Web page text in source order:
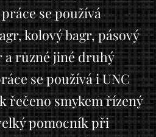
se používá
kolový bagr, pásový
a různé jiné druhý
se používá i UNC
řečeno smykem řízený
pomocník při